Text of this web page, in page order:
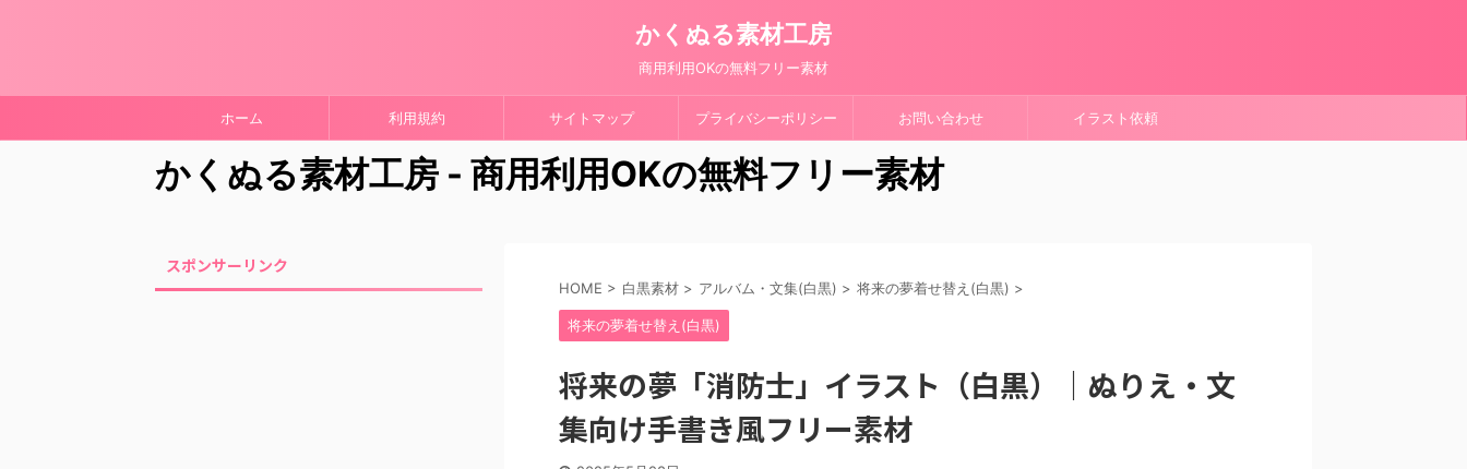
かくぬる素材工房
商用利用OKの無料フリー素材
ホーム 利用規約 サイトマップ プライバシーポリシー お問い合わせ イラスト依頼
かくぬる素材工房 - 商用利用OKの無料フリー素材
HOME > 白黒素材 > アルバム・文集(白黒) > 将来の夢着せ替え(白黒) >
将来の夢着せ替え(白黒)
将来の夢「消防士」イラスト（白黒）｜ぬりえ・文
集向け手書き風フリー素材
スポンサーリンク